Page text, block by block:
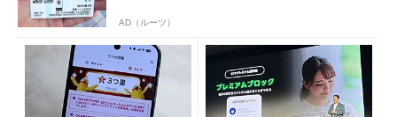
AD（ルーツ）